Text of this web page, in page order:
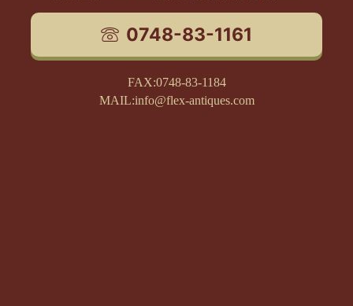
0748-83-1161
FAX:0748-83-1184
MAIL:info@flex-antiques.com